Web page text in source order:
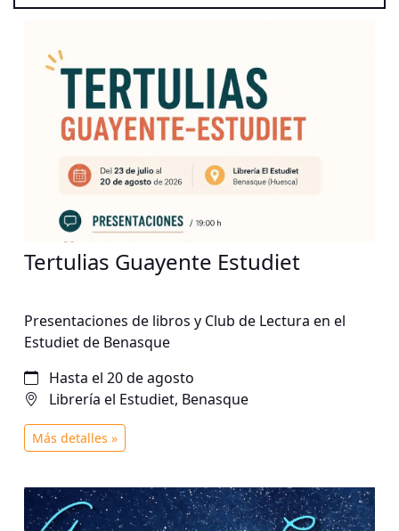
Tertulias Guayente Estudiet
Presentaciones de libros y Club de Lectura en el
Estudiet de Benasque
Hasta el 20 de agosto
Librería el Estudiet, Benasque
Más detalles »